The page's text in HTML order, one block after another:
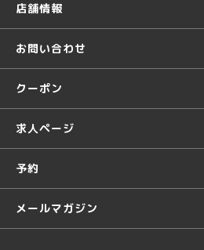
店舗情報
お問い合わせ
クーポン
求人ページ
予約
メールマガジン